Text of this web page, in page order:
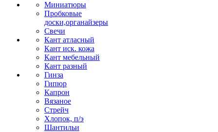
Миниатюры
Пробковые
доски,органайзеры
Свечи
Кант атласный
Кант иск. кожа
Кант мебельный
Кант разный
Гинза
Гипюр
Капрон
Вязаное
Стрейч
Хлопок, п/э
Шантильи